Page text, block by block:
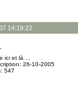
14:19:22
ici et là ...
26-10-2005
547